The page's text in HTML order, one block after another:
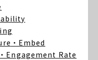
・Embed
・Engagement Rate